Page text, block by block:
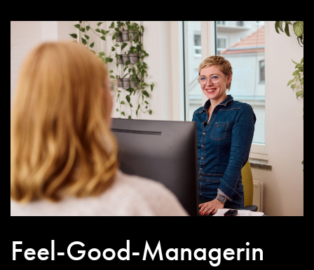
Feel-Good-Managerin